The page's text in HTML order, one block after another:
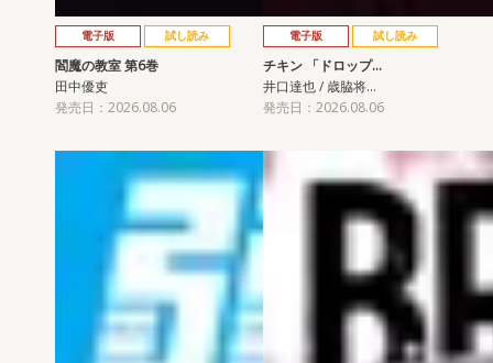
電子版 試し読み
閻魔の教室 第6巻
田中優吏
発売日：2026.08.06
電子版 試し読み
チキン 「ドロップ…
井口達也 / 歳脇将…
発売日：2026.08.06